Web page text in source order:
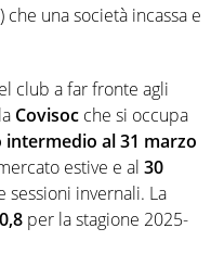
una società incassa e
club a far fronte agli
Covisoc che si occupa
intermedio al 31 marzo
estive e al 30
invernali. La
per la stagione 2025-